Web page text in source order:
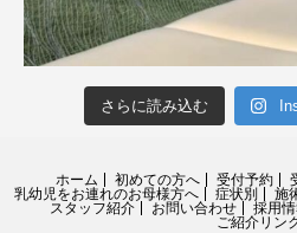
さらに読み込む
ホーム 初めての方へ 受付予約
乳幼児をお連れのお母様方へ
症状別 施
スタッフ紹介
お問い合わせ 採用
ご紹介リン